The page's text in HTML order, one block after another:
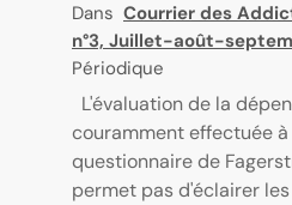
Dans Courrier des
n°3, Juillet-août-
Périodique
L'évaluation de la
couramment effectuée
questionnaire de
permet pas d'éclairer